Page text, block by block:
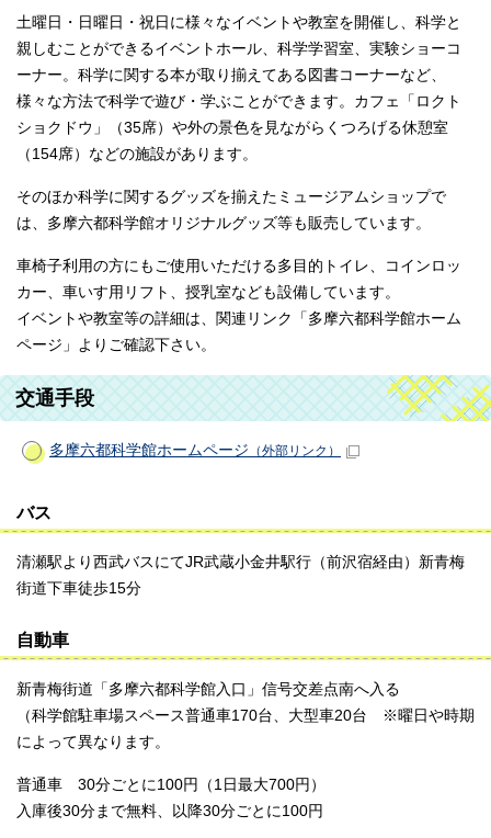
土曜日・日曜日・祝日に様々なイベントや教室を開催し、科学と
親しむことができるイベントホール、科学学習室、実験ショーコ
ーナー。科学に関する本が取り揃えてある図書コーナーなど、
様々な方法で科学で遊び・学ぶことができます。カフェ「ロクト
ショクドウ」（35席）や外の景色を見ながらくつろげる休憩室
（154席）などの施設があります。
そのほか科学に関するグッズを揃えたミュージアムショップで
は、多摩六都科学館オリジナルグッズ等も販売しています。
車椅子利用の方にもご使用いただける多目的トイレ、コインロッ
カー、車いす用リフト、授乳室なども設備しています。
イベントや教室等の詳細は、関連リンク「多摩六都科学館ホーム
ページ」よりご確認下さい。
交通手段
多摩六都科学館ホームページ （外部リンク）
バス
清瀬駅より西武バスにてJR武蔵小金井駅行（前沢宿経由）新青梅
街道下車徒歩15分
自動車
新青梅街道「多摩六都科学館入口」信号交差点南へ入る
（科学館駐車場スペース普通車170台、大型車20台 ※曜日や時期
によって異なります。
普通車 30分ごとに100円（1日最大700円）
入庫後30分まで無料、以降30分ごとに100円